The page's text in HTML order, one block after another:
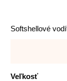
Softshellové
Veľkosť